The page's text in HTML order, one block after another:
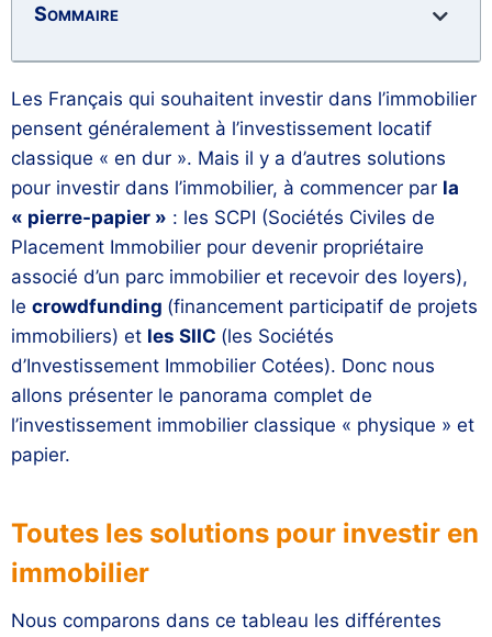
Sommaire
Les Français qui souhaitent investir dans l’immobilier
pensent généralement à l’investissement locatif
classique « en dur ». Mais il y a d’autres solutions
pour investir dans l’immobilier, à commencer par la
« pierre-papier » : les SCPI (Sociétés Civiles de
Placement Immobilier pour devenir propriétaire
associé d’un parc immobilier et recevoir des loyers),
le crowdfunding (financement participatif de projets
immobiliers) et les SIIC (les Sociétés
d’Investissement Immobilier Cotées). Donc nous
allons présenter le panorama complet de
l’investissement immobilier classique « physique » et
papier.
Toutes les solutions pour investir en
immobilier
Nous comparons dans ce tableau les différentes